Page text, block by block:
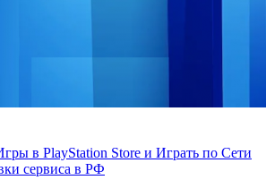
в PlayStation Store и Играть по Сети
сервиса в РФ